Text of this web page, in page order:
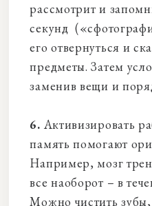
рассмотрит и
секунд
его отвернуться и
предметы. Затем
заменив вещи и
6. Активизировать
память помогают
Например, мозг
все наоборот – в
Можно чистить зубы,